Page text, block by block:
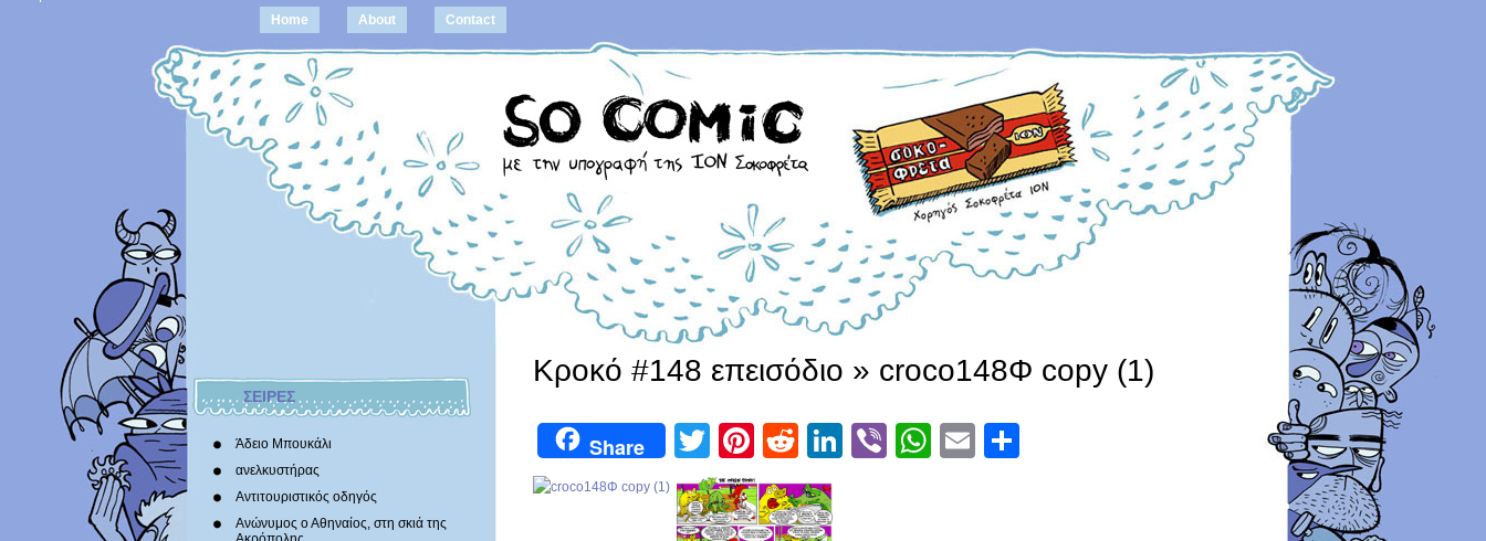
Home About Contact
ΣΕΙΡΕΣ
Άδειο Μπουκάλι
ανελκυστήρας
Αντιτουριστικός οδηγός
Ανώνυμος ο Αθηναίος, στη σκιά της
Κροκό #148 επεισόδιο » croco148Φ copy (1)
Share Twitter
Pinterest
RedditLinkedIn
ViberWhatsApp
Email